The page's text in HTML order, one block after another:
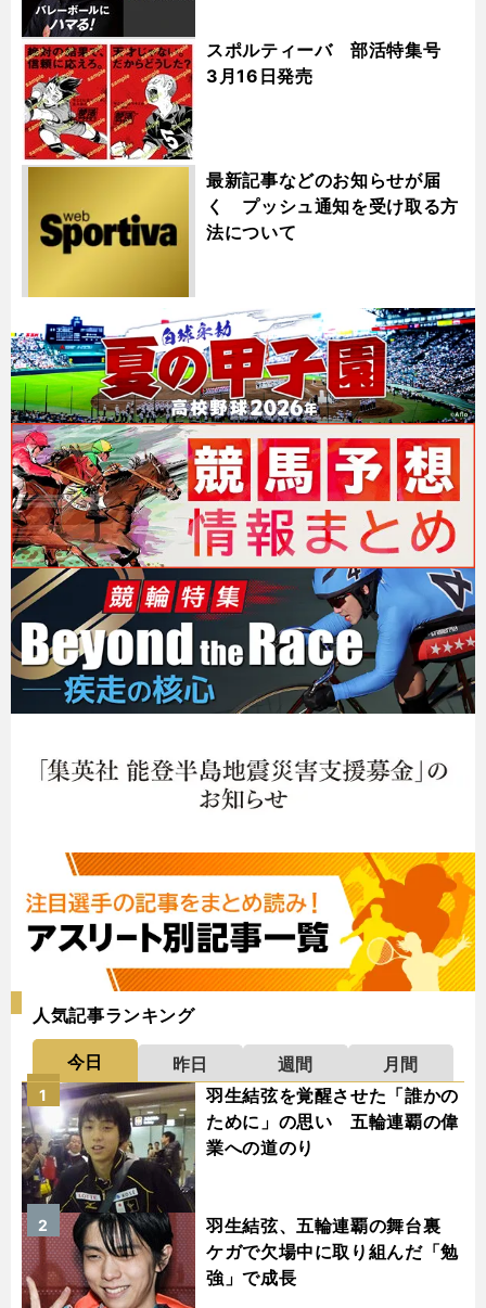
スポルティーバ 部活特集号
3月16日発売
最新記事などのお知らせが届
く プッシュ通知を受け取る方
法について
人気記事ランキング
今日 昨日 週間
月間
羽生結弦を覚醒させた「誰かの
ために」の思い 五輪連覇の偉
業への道のり
1
羽生結弦、五輪連覇の舞台裏
ケガで欠場中に取り組んだ「勉
強」で成長
2